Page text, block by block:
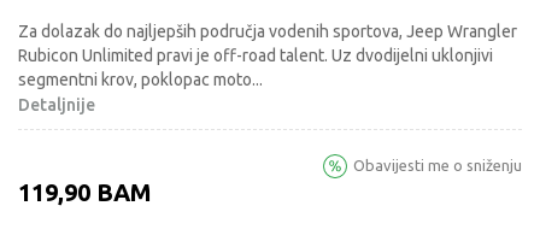
Za dolazak do najljepših područja vodenih sportova, Jeep Wrangler
Rubicon Unlimited pravi je off-road talent. Uz dvodijelni uklonjivi
segmentni krov, poklopac moto...
Detaljnije
119,90 BAM
Obavijesti me o sniženju